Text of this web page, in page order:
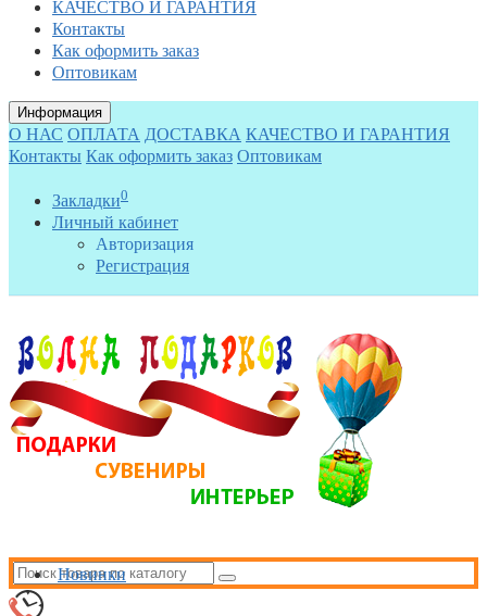
КАЧЕСТВО И ГАРАНТИЯ
Контакты
Как оформить заказ
Оптовикам
Информация
О НАС ОПЛАТА ДОСТАВКА КАЧЕСТВО И ГАРАНТИЯ
Контакты Как оформить заказ Оптовикам
Закладки0
Личный кабинет
Авторизация
Регистрация
Новинки